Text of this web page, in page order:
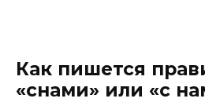
Как пишется
«снами» или «с